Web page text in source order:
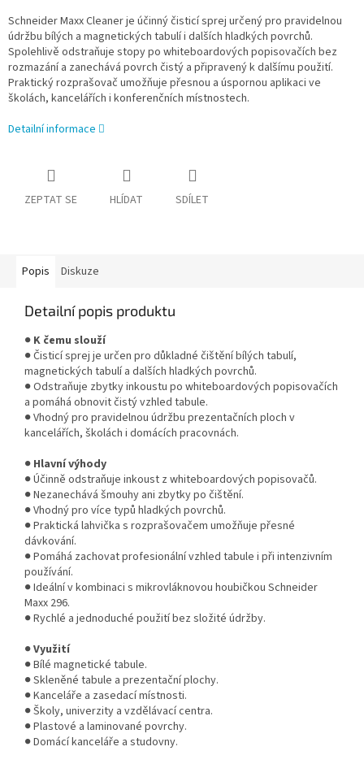
Schneider Maxx Cleaner je účinný čisticí sprej určený pro pravidelnou
údržbu bílých a magnetických tabulí i dalších hladkých povrchů.
Spolehlivě odstraňuje stopy po whiteboardových popisovačích bez
rozmazání a zanechává povrch čistý a připravený k dalšímu použití.
Praktický rozprašovač umožňuje přesnou a úspornou aplikaci ve
školách, kancelářích i konferenčních místnostech.
Detailní informace
ZEPTAT SE HLÍDAT SDÍLET
Popis Diskuze
Detailní popis produktu
● K čemu slouží
● Čisticí sprej je určen pro důkladné čištění bílých tabulí,
magnetických tabulí a dalších hladkých povrchů.
● Odstraňuje zbytky inkoustu po whiteboardových popisovačích
a pomáhá obnovit čistý vzhled tabule.
● Vhodný pro pravidelnou údržbu prezentačních ploch v
kancelářích, školách i domácích pracovnách.
● Hlavní výhody
● Účinně odstraňuje inkoust z whiteboardových popisovačů.
● Nezanechává šmouhy ani zbytky po čištění.
● Vhodný pro více typů hladkých povrchů.
● Praktická lahvička s rozprašovačem umožňuje přesné
dávkování.
● Pomáhá zachovat profesionální vzhled tabule i při intenzivním
používání.
● Ideální v kombinaci s mikrovláknovou houbičkou Schneider
Maxx 296.
● Rychlé a jednoduché použití bez složité údržby.
●Využití
● Bílé magnetické tabule.
● Skleněné tabule a prezentační plochy.
● Kanceláře a zasedací místnosti.
● Školy, univerzity a vzdělávací centra.
● Plastové a laminované povrchy.
● Domácí kanceláře a studovny.